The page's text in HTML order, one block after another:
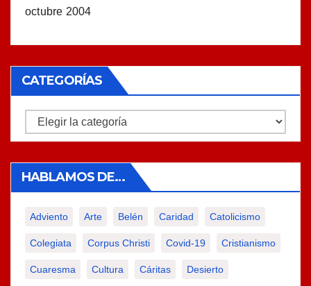
octubre 2004
CATEGORÍAS
Categorías
HABLAMOS DE…
Adviento Arte Belén Caridad Catolicismo
Colegiata Corpus Christi Covid-19 Cristianismo
Cuaresma Cultura Cáritas Desierto